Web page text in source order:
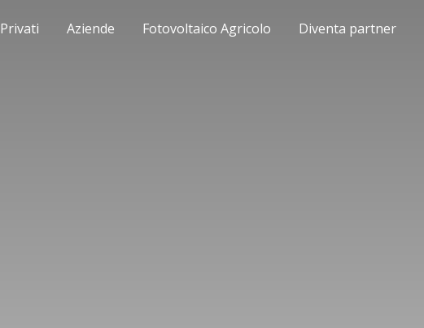
Privati Aziende Fotovoltaico Agricolo Diventa partner